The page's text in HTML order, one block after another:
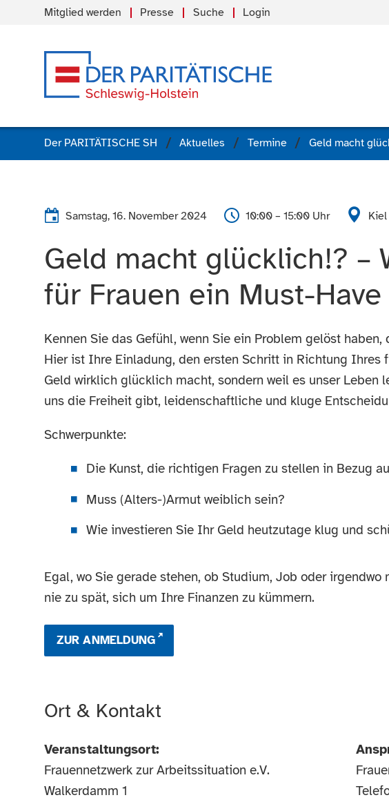
Mitglied werden Presse Suche Login
Der PARITÄTISCHE SH Aktuelles Termine
Samstag, 16. November 2024 10:00 – 15:00 Uhr Kiel
Geld macht glücklich!? –
für Frauen ein Must-
Kennen Sie das Gefühl, wenn Sie ein Problem gelöst
Hier ist Ihre Einladung, den ersten Schritt in Richtung Ihres
Geld wirklich glücklich macht, sondern weil es unser Leben
uns die Freiheit gibt, leidenschaftliche und kluge
Schwerpunkte:
Die Kunst, die richtigen Fragen zu stellen in Bezug
Muss (Alters-)Armut weiblich sein?
Wie investieren Sie Ihr Geld heutzutage klug und
Egal, wo Sie gerade stehen, ob Studium, Job oder
nie zu spät, sich um Ihre Finanzen zu kümmern.
ZUR ANMELDUNG
Ort & Kontakt
Veranstaltungsort:
Frauennetzwerk zur Arbeitssituation e.V.
Walkerdamm 1